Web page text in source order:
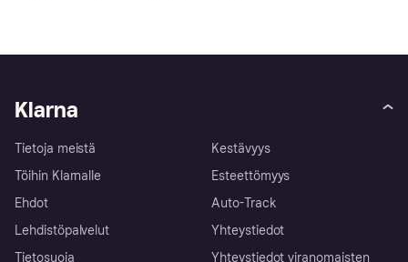
Klarna
Tietoja meistä
Töihin Klarnalle
Ehdot
Lehdistöpalvelut
Tietosuoja
Kestävyys
Esteettömyys
Auto-Track
Yhteystiedot
Yhteystiedot viranomaisten